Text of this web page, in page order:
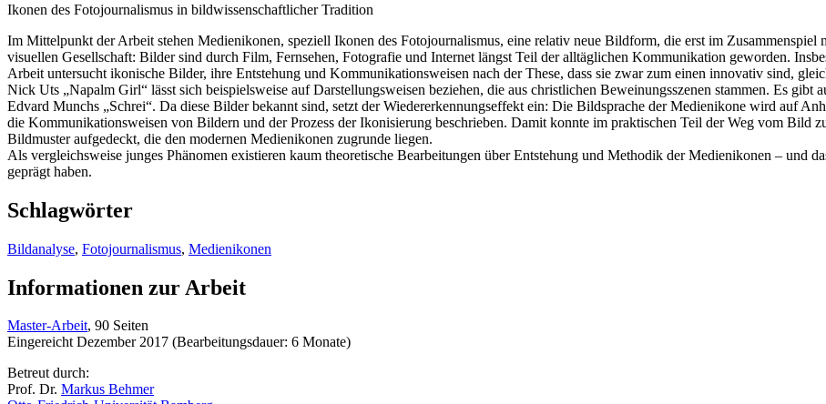
Ikonen des Fotojournalismus in bildwissenschaftlicher Tradition
Im Mittelpunkt der Arbeit stehen Medienikonen, speziell Ikonen des Fotojournalismus, eine relativ neue Bildform, die erst im Zusammenspiel
visuellen Gesellschaft: Bilder sind durch Film, Fernsehen, Fotografie und Internet längst Teil der alltäglichen Kommunikation geworden.
Arbeit untersucht ikonische Bilder, ihre Entstehung und Kommunikationsweisen nach der These, dass sie zwar zum einen innovativ sind,
Nick Uts „Napalm Girl“ lässt sich beispielsweise auf Darstellungsweisen beziehen, die aus christlichen Beweinungsszenen stammen. Es gibt
Edvard Munchs „Schrei“. Da diese Bilder bekannt sind, setzt der Wiedererkennungseffekt ein: Die Bildsprache der Medienikone wird auf
die Kommunikationsweisen von Bildern und der Prozess der Ikonisierung beschrieben. Damit konnte im praktischen Teil der Weg vom
Bildmuster aufgedeckt, die den modernen Medienikonen zugrunde liegen.
Als vergleichsweise junges Phänomen existieren kaum theoretische Bearbeitungen über Entstehung und Methodik der Medienikonen – und
geprägt haben.
Schlagwörter
Bildanalyse, Fotojournalismus, Medienikonen
Informationen zur Arbeit
Master-Arbeit, 90 Seiten
Eingereicht Dezember 2017 (Bearbeitungsdauer: 6 Monate)
Betreut durch:
Prof. Dr. Markus Behmer